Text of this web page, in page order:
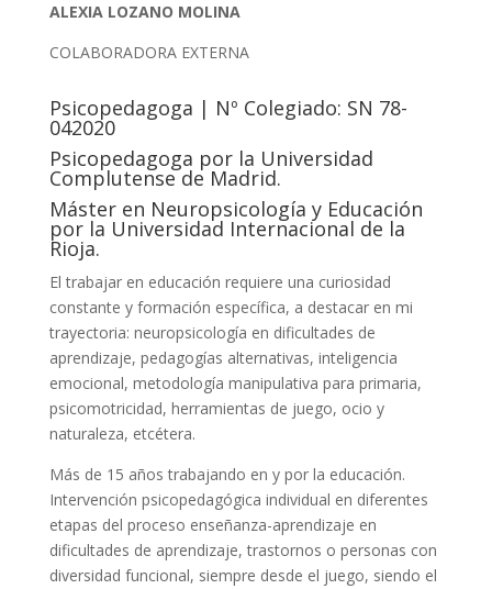
ALEXIA LOZANO MOLINA
COLABORADORA EXTERNA
Psicopedagoga | Nº Colegiado: SN 78-
042020
Psicopedagoga por la Universidad
Complutense de Madrid.
Máster en Neuropsicología y Educación
por la Universidad Internacional de la
Rioja.
El trabajar en educación requiere una curiosidad
constante y formación específica, a destacar en mi
trayectoria: neuropsicología en dificultades de
aprendizaje, pedagogías alternativas, inteligencia
emocional, metodología manipulativa para primaria,
psicomotricidad, herramientas de juego, ocio y
naturaleza, etcétera.
Más de 15 años trabajando en y por la educación.
Intervención psicopedagógica individual en diferentes
etapas del proceso enseñanza-aprendizaje en
dificultades de aprendizaje, trastornos o personas con
diversidad funcional, siempre desde el juego, siendo el